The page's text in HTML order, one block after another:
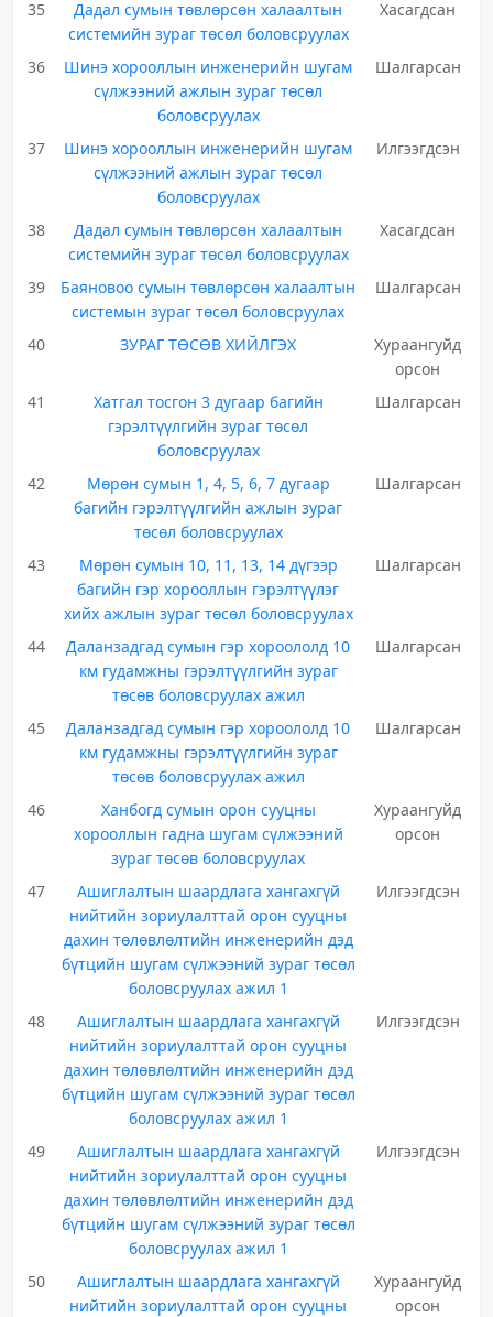
35
Дадал сумын төвлөрсөн халаалтын
системийн зураг төсөл боловсруулах
Хасагдсан
36
Шинэ хорооллын инженерийн шугам
сүлжээний ажлын зураг төсөл
боловсруулах
Шалгарсан
37
Шинэ хорооллын инженерийн шугам
сүлжээний ажлын зураг төсөл
боловсруулах
Илгээгдсэн
38
Дадал сумын төвлөрсөн халаалтын
системийн зураг төсөл боловсруулах
Хасагдсан
39
Баяновоо сумын төвлөрсөн халаалтын
системын зураг төсөл боловсруулах
Шалгарсан
40 ЗУРАГ ТӨСӨВ ХИЙЛГЭХ
Хураангуйд
орсон
41
Хатгал тосгон 3 дугаар багийн
гэрэлтүүлгийн зураг төсөл
боловсруулах
Шалгарсан
42
Мөрөн сумын 1, 4, 5, 6, 7 дугаар
багийн гэрэлтүүлгийн ажлын зураг
төсөл боловсруулах
Шалгарсан
43
Мөрөн сумын 10, 11, 13, 14 дүгээр
багийн гэр хорооллын гэрэлтүүлэг
хийх ажлын зураг төсөл боловсруулах
Шалгарсан
44
Даланзадгад сумын гэр хороололд 10
км гудамжны гэрэлтүүлгийн зураг
төсөв боловсруулах ажил
Шалгарсан
45
Даланзадгад сумын гэр хороололд 10
км гудамжны гэрэлтүүлгийн зураг
төсөв боловсруулах ажил
Шалгарсан
46
Ханбогд сумын орон сууцны
хорооллын гадна шугам сүлжээний
зураг төсөв боловсруулах
Хураангуйд
орсон
47
Ашиглалтын шаардлага хангахгүй
нийтийн зориулалттай орон сууцны
дахин төлөвлөлтийн инженерийн дэд
бүтцийн шугам сүлжээний зураг төсөл
боловсруулах ажил 1
Илгээгдсэн
48
Ашиглалтын шаардлага хангахгүй
нийтийн зориулалттай орон сууцны
дахин төлөвлөлтийн инженерийн дэд
бүтцийн шугам сүлжээний зураг төсөл
боловсруулах ажил 1
Илгээгдсэн
49
Ашиглалтын шаардлага хангахгүй
нийтийн зориулалттай орон сууцны
дахин төлөвлөлтийн инженерийн дэд
бүтцийн шугам сүлжээний зураг төсөл
боловсруулах ажил 1
Илгээгдсэн
50
Ашиглалтын шаардлага хангахгүй
нийтийн зориулалттай орон сууцны
Хураангуйд
орсон